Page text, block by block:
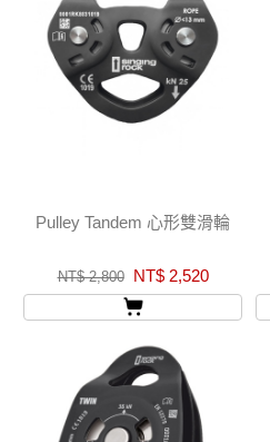
Pulley Tandem 心形雙滑輪
NT$ 2,800 NT$ 2,520